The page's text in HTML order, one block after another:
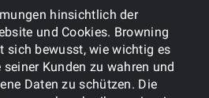
hinsichtlich der
und Cookies. Browning
sich bewusst, wie wichtig es
Kunden zu wahren und
Daten zu schützen. Die